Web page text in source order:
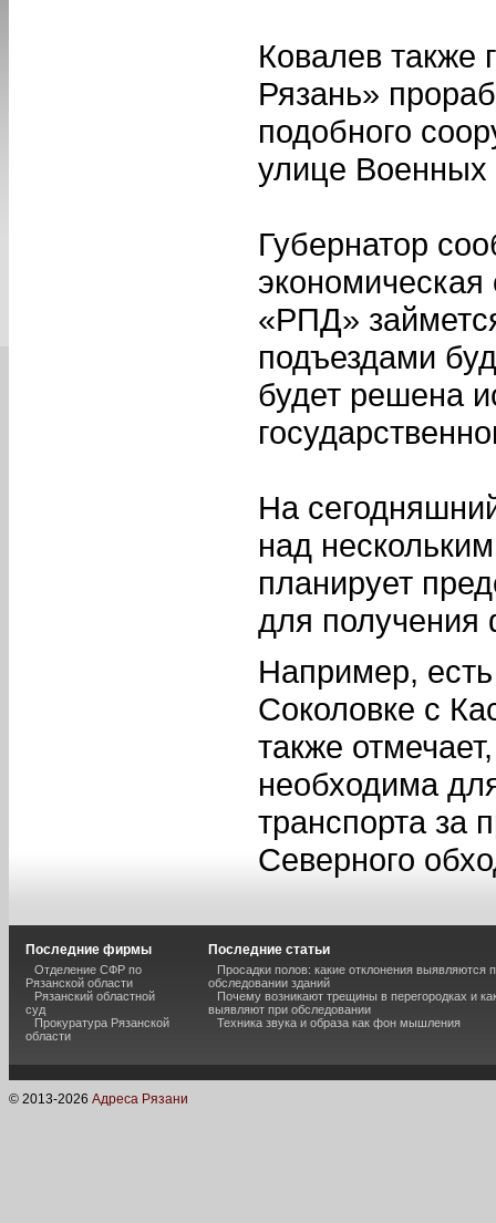
Ковалев также
Рязань»
подобного
улице Военных
Губернатор
экономическая
«РПД»
подъездами
будет решена
На
над
планирует
для получения
Например,
Соколовке с
также
необходима
транспорта за
Северного
Последние фирмы
Отделение СФР по
Рязанской области
Рязанский областной
суд
Прокуратура Рязанской
области
Последние статьи
Просадки полов: какие отклонения выявляются
обследовании зданий
Почему возникают трещины в перегородках и
выявляют при обследовании
Техника звука и образа как фон мышления
© 2013-2026 Адреса Рязани